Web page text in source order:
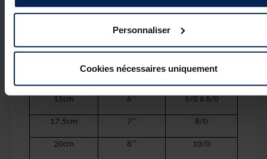
Personnaliser
Cookies nécessaires uniquement
5cm 2’’ 4
3’’
10cm 4’’ 2/0 à 3/0
4/0 à 5/0
15cm 6’’ 5/0 à 6/0
17.5cm 7’’ 8/0
20cm 8’’ 10/0